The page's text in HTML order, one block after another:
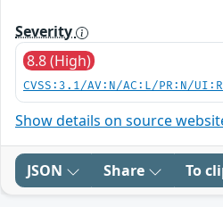
Severity
8.8 (High)
CVSS:3.1/AV:N/AC:L/PR:N/
Show details on source
JSON Share To